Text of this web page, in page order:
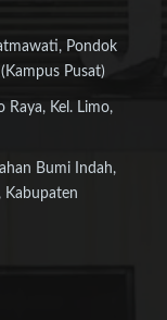
Pondok
Pusat)
Raya, Kel. Limo,
Bumi Indah,
Kabupaten